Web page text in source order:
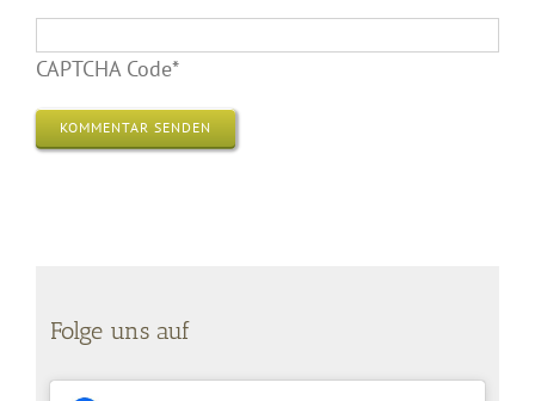
CAPTCHA Code*
Folge uns auf